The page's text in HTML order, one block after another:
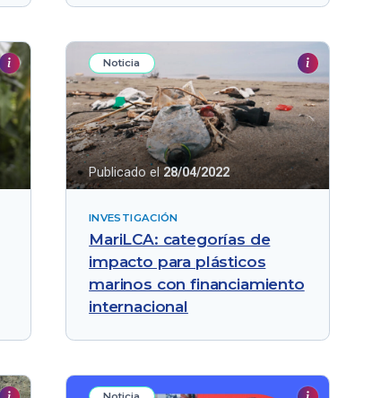
Noticia
Publicado el 28/04/2022
INVESTIGACIÓN
MariLCA: categorías de
impacto para plásticos
marinos con financiamiento
internacional